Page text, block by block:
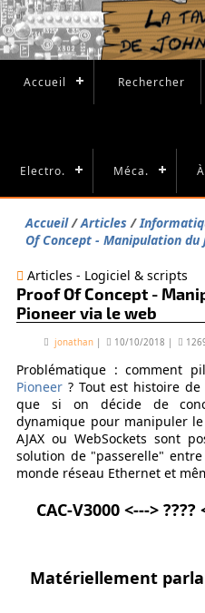
Accueil Rechercher
Electro. Méca.
Accueil Articles
Of Concept - Manipulation
Articles - Logiciel & scripts
Proof Of Concept -
Pioneer via le web
jonathan | 10/10/2018 |
Problématique : comment
Pioneer ? Tout est histoire
que si on décide de
dynamique pour manipuler
AJAX ou WebSockets sont
solution de "passerelle"
monde réseau Ethernet et
CAC-V3000 <--->
Matériellement